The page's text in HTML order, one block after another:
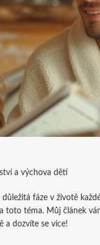
a výchova dětí
fáze v životě
toto téma. Můj článek
a dozvíte se více!